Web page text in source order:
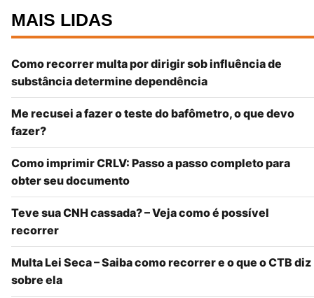
MAIS LIDAS
Como recorrer multa por dirigir sob influência de
substância determine dependência
Me recusei a fazer o teste do bafômetro, o que devo
fazer?
Como imprimir CRLV: Passo a passo completo para
obter seu documento
Teve sua CNH cassada? – Veja como é possível
recorrer
Multa Lei Seca – Saiba como recorrer e o que o CTB diz
sobre ela